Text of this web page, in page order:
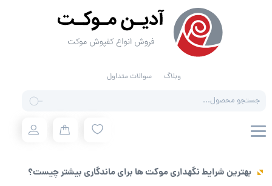
وبلاگ سوالات متداول
search
بهترین شرایط نگهداری موکت ها برای ماندگاری بیشتر چیست؟